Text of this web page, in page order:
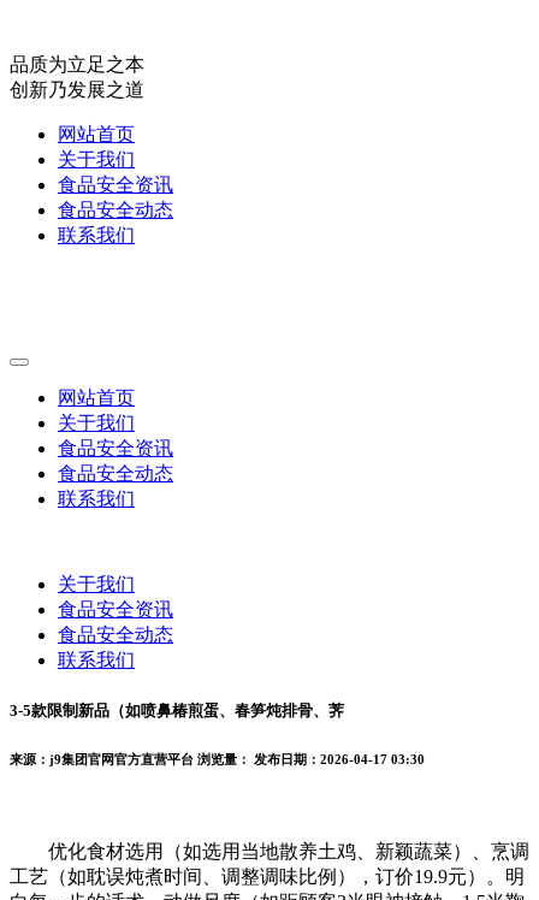
品质为立足之本
创新乃发展之道
网站首页
关于我们
食品安全资讯
食品安全动态
联系我们
网站首页
关于我们
食品安全资讯
食品安全动态
联系我们
关于我们
食品安全资讯
食品安全动态
联系我们
3-5款限制新品（如喷鼻椿煎蛋、春笋炖排骨、荠
来源：j9集团官网官方直营平台 浏览量： 发布日期：2026-04-17 03:30
优化食材选用（如选用当地散养土鸡、新颖蔬菜）、烹调
工艺（如耽误炖煮时间、调整调味比例），订价19.9元）。明